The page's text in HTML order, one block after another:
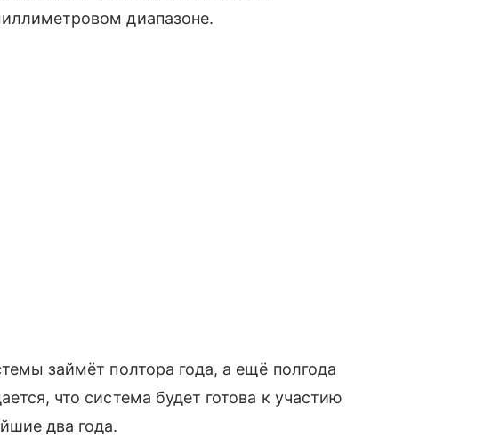
диапазоне.
займёт полтора года, а ещё полгода
что система будет готова к участию
два года.